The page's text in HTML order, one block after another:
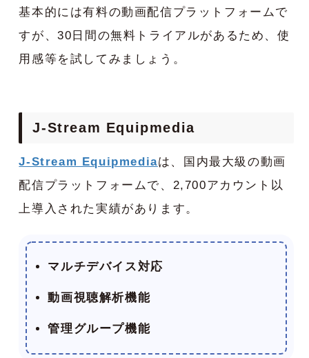
基本的には有料の動画配信プラットフォームで
すが、30日間の無料トライアルがあるため、使
用感等を試してみましょう。
J-Stream Equipmedia
J-Stream Equipmediaは、国内最大級の動画
配信プラットフォームで、2,700アカウント以
上導入された実績があります。
マルチデバイス対応
動画視聴解析機能
管理グループ機能